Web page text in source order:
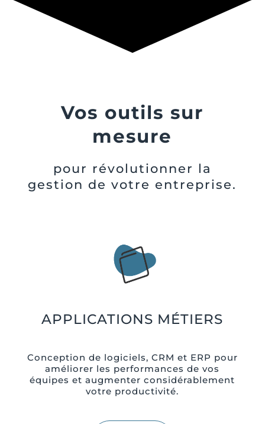
Vos outils sur
mesure
pour révolutionner la
gestion de votre entreprise.
APPLICATIONS MÉTIERS
Conception de logiciels, CRM et ERP pour
améliorer les performances de vos
équipes et augmenter considérablement
votre productivité.